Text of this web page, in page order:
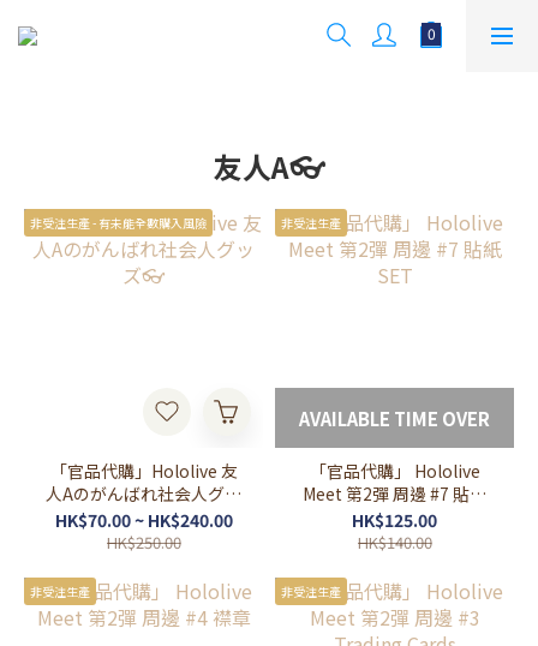
友人A👓
非受注生產 - 有未能全數購入風險
「官品代購」Hololive 友
人Aのがんばれ社会人グッ
ズ👓
HK$70.00 ~ HK$240.00
HK$250.00
非受注生產
AVAILABLE TIME OVER
「官品代購」 Hololive
Meet 第2彈 周邊 #7 貼紙
SET
HK$125.00
HK$140.00
非受注生產 非受注生產